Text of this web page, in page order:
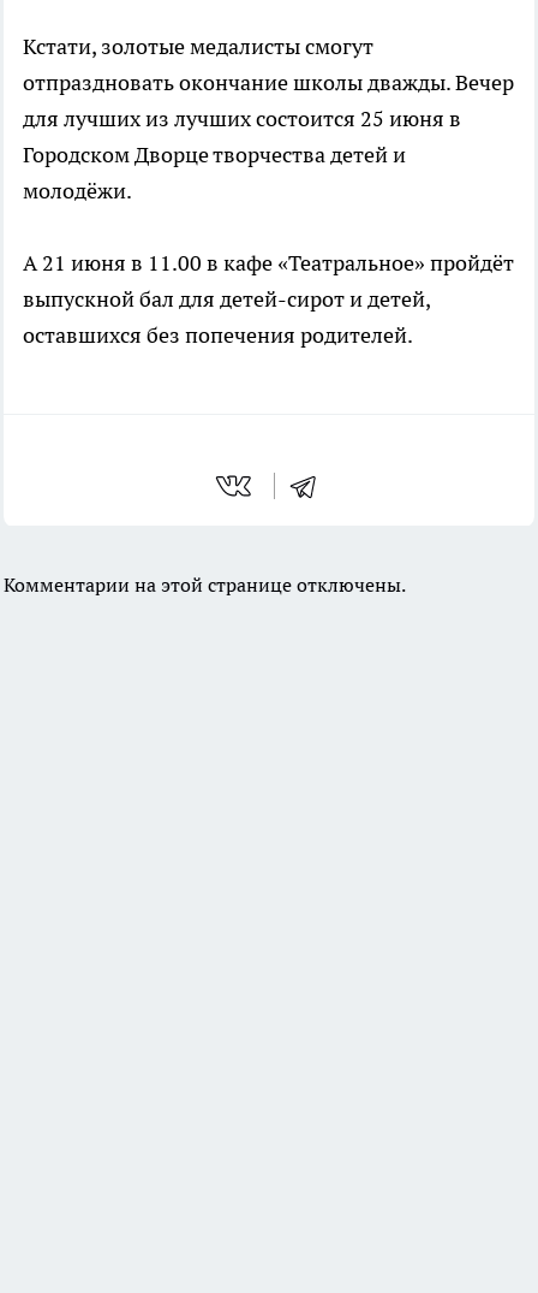
Кстати, золотые медалисты смогут
отпраздновать окончание школы дважды. Вечер
для лучших из лучших состоится 25 июня в
Городском Дворце творчества детей и
молодёжи.
А 21 июня в 11.00 в кафе «Театральное» пройдёт
выпускной бал для детей-сирот и детей,
оставшихся без попечения родителей.
Комментарии на этой странице отключены.